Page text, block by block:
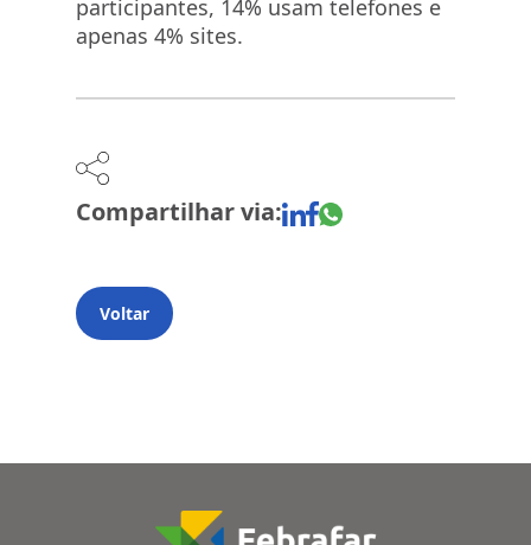
participantes, 14% usam telefones e
apenas 4% sites.
Compartilhar via:
Voltar